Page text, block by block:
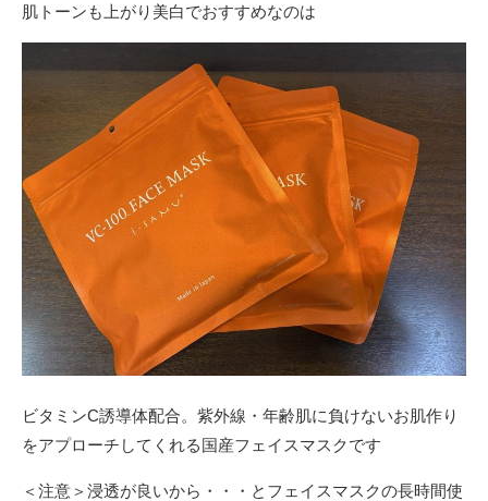
肌トーンも上がり美白でおすすめなのは
ビタミンC誘導体配合。紫外線・年齢肌に負けないお肌作り
をアプローチしてくれる国産フェイスマスクです
＜注意＞浸透が良いから・・・とフェイスマスクの長時間使